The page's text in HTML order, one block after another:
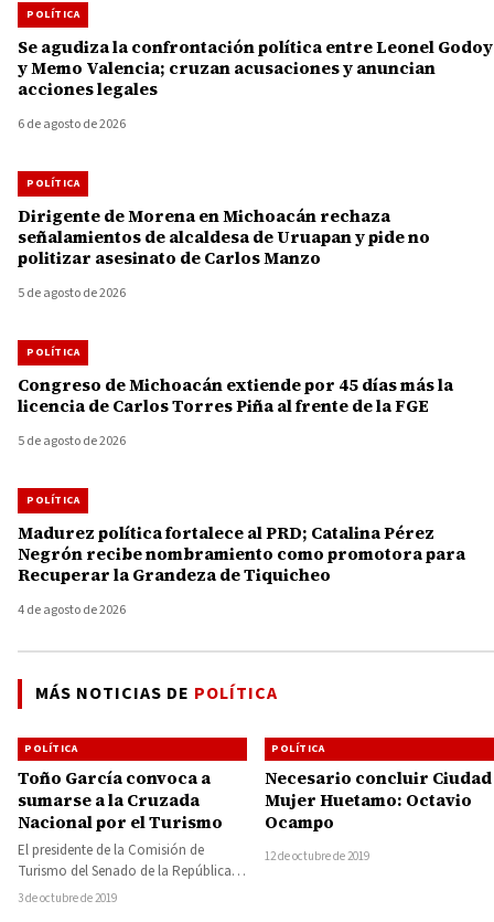
POLÍTICA
Se agudiza la confrontación política entre Leonel Godoy
y Memo Valencia; cruzan acusaciones y anuncian
acciones legales
6 de agosto de 2026
POLÍTICA
Dirigente de Morena en Michoacán rechaza
señalamientos de alcaldesa de Uruapan y pide no
politizar asesinato de Carlos Manzo
5 de agosto de 2026
POLÍTICA
Congreso de Michoacán extiende por 45 días más la
licencia de Carlos Torres Piña al frente de la FGE
5 de agosto de 2026
POLÍTICA
Madurez política fortalece al PRD; Catalina Pérez
Negrón recibe nombramiento como promotora para
Recuperar la Grandeza de Tiquicheo
4 de agosto de 2026
MÁS NOTICIAS DE POLÍTICA
POLÍTICA
Toño García convoca a
sumarse a la Cruzada
Nacional por el Turismo
El presidente de la Comisión de
Turismo del Senado de la República,
Antonio García Conejo, convocó a
3 de octubre de 2019
POLÍTICA
Necesario concluir Ciudad
Mujer Huetamo: Octavio
Ocampo
12 de octubre de 2019